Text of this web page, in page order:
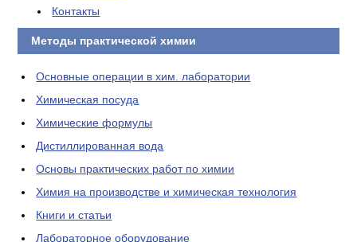
Контакты
Методы практической химии
Основные операции в хим. лаборатории
Химическая посуда
Химические формулы
Дистиллированная вода
Основы практических работ по химии
Химия на производстве и химическая технология
Книги и статьи
Лабораторное оборудование